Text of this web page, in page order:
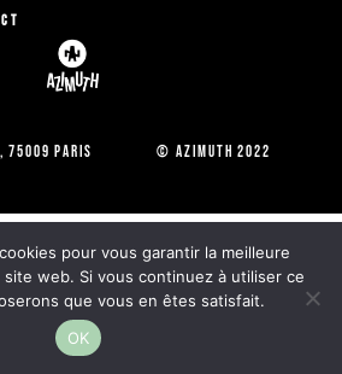
75009 Paris © Azimuth 2022
pour vous garantir la meilleure
web. Si vous continuez à utiliser ce
que vous en êtes satisfait.
OK